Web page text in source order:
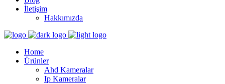
İletişim
Hakkımızda
Home
Ürünler
Ahd Kameralar
Ip Kameralar